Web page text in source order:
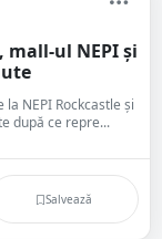
mall-ul NEPI și
NEPI Rockcastle și
după ce repre...
Salvează